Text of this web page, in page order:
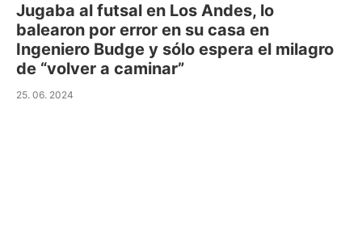
Jugaba al futsal en Los Andes, lo
balearon por error en su casa en
Ingeniero Budge y sólo espera el milagro
de “volver a caminar”
25. 06. 2024